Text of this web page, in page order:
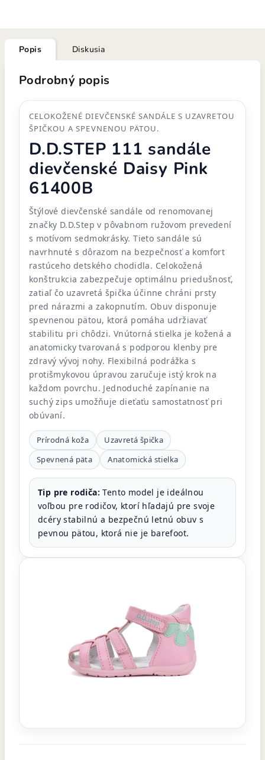
Popis Diskusia
Podrobný popis
CELOKOŽENÉ DIEVČENSKÉ SANDÁLE S UZAVRETOU
ŠPIČKOU A SPEVNENOU PÄTOU.
D.D.STEP 111 sandále
dievčenské Daisy Pink
61400B
Štýlové dievčenské sandále od renomovanej
značky D.D.Step v pôvabnom ružovom prevedení
s motívom sedmokrásky. Tieto sandále sú
navrhnuté s dôrazom na bezpečnosť a komfort
rastúceho detského chodidla. Celokožená
konštrukcia zabezpečuje optimálnu priedušnosť,
zatiaľ čo uzavretá špička účinne chráni prsty
pred nárazmi a zakopnutím. Obuv disponuje
spevnenou pätou, ktorá pomáha udržiavať
stabilitu pri chôdzi. Vnútorná stielka je kožená a
anatomicky tvarovaná s podporou klenby pre
zdravý vývoj nohy. Flexibilná podrážka s
protišmykovou úpravou zaručuje istý krok na
každom povrchu. Jednoduché zapínanie na
suchý zips umožňuje dieťaťu samostatnosť pri
obúvaní.
Prírodná koža
Uzavretá špička
Spevnená päta
Anatomická stielka
Tip pre rodiča: Tento model je ideálnou
voľbou pre rodičov, ktorí hľadajú pre svoje
dcéry stabilnú a bezpečnú letnú obuv s
pevnou pätou, ktorá nie je barefoot.